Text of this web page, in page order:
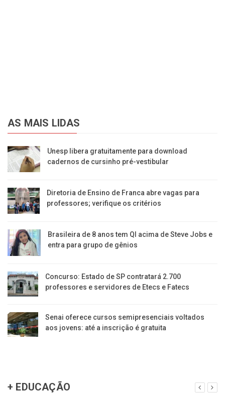
AS MAIS LIDAS
Unesp libera gratuitamente para download
cadernos de cursinho pré-vestibular
Diretoria de Ensino de Franca abre vagas para
professores; verifique os critérios
Brasileira de 8 anos tem QI acima de Steve Jobs e
entra para grupo de gênios
Concurso: Estado de SP contratará 2.700
professores e servidores de Etecs e Fatecs
Senai oferece cursos semipresenciais voltados
aos jovens: até a inscrição é gratuita
+ EDUCAÇÃO